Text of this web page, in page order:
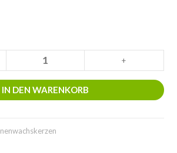
+
IN DEN WARENKORB